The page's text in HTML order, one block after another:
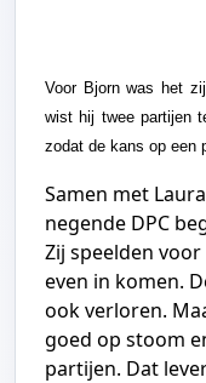
Voor Bjorn was het
wist hij twee partijen
zodat de kans op een
Samen met
negende DPC
Zij speelden
even in komen.
ook verloren.
goed op stoom
partijen. Dat